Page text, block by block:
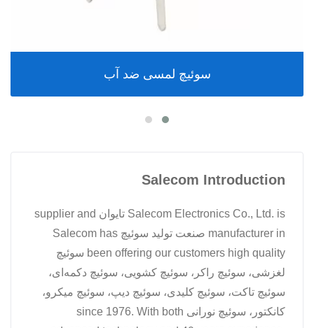
سوئیچ لمسی ضد آب
Salecom Introduction
Salecom Electronics Co., Ltd. is تایوان supplier and
manufacturer in صنعت تولید سوئیچ Salecom has
been offering our customers high quality سوئیچ
لغزشی، سوئیچ راکر، سوئیچ کشویی، سوئیچ دکمه‌ای،
سوئیچ تاکت، سوئیچ کلیدی، سوئیچ دیپ، سوئیچ میکرو،
کانکتور، سوئیچ نورانی since 1976. With both